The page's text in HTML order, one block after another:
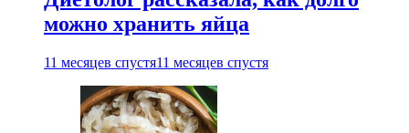
можно хранить яйца
11 месяцев спустя11 месяцев спустя